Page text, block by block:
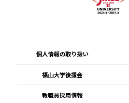
個人情報の取り扱い
福山大学後援会
教職員採用情報